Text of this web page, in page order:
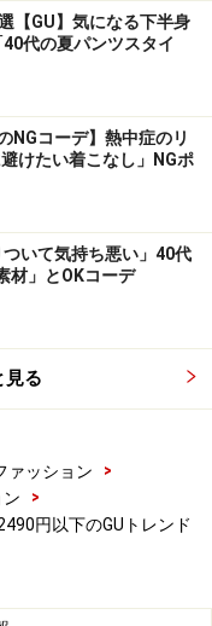
ることの多い黒やグ
どほとんどのベー
て使いやすいカラ
手に見えたり、子ど
自然に取り入れられ
、カラーアイテムを
一度持ってみてほし
ーの優秀トレンド小
内容をご確認くださ
【GU】気になる下半身
代の夏パンツスタイ
NGコーデ】熱中症のリ
けたい着こなし」NGポ
ついて気持ち悪い」40代
材」とOKコーデ
見る
ァッション
>
>
円以下のGUトレンド